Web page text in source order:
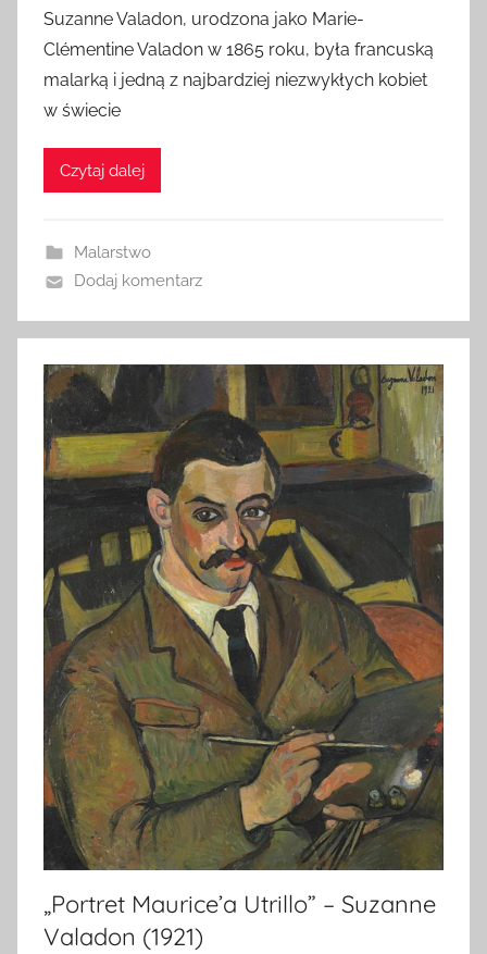
Suzanne Valadon, urodzona jako Marie-
Clémentine Valadon w 1865 roku, była francuską
malarką i jedną z najbardziej niezwykłych kobiet
w świecie
Czytaj dalej
Malarstwo
Dodaj komentarz
„Portret Maurice’a Utrillo” – Suzanne
Valadon (1921)